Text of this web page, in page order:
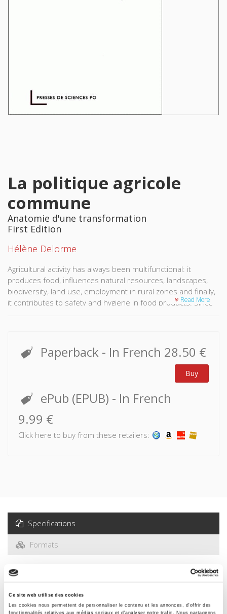
Ce site web utilise des cookies
Les cookies nous permettent de personnaliser le contenu et les annonces, d'offrir des
fonctionnalités relatives aux médias sociaux et d'analyser notre trafic. Nous partageons
La politique agricole
commune
Anatomie d'une transformation
First Edition
Hélène Delorme
Agricultural activity has always been multifunctional: it
produces food, influences natural resources, landscapes,
biodiversity, land use, employment in rural zones and finally,
it contributes to safety and hygiene in food products. Since
agricultural systems in representative EU member countries.
It sheds light on the various concepts and debates on CAP
reform. It then analyses the new CAP to determine whether
the new system maintains the originality of the "European
agricultural model".
Read More
Paperback - In French 28.50 €
Buy
ePub (EPUB) - In French
9.99 €
Click here to buy from these retailers:
Specifications
Formats
Specifications
Publisher